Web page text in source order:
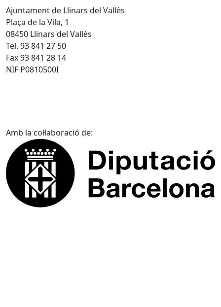
Ajuntament de Llinars del Vallès
Plaça de la Vila, 1
08450 Llinars del Vallès
Tel. 93 841 27 50
Fax 93 841 28 14
NIF P0810500I
Amb la col·laboració de: